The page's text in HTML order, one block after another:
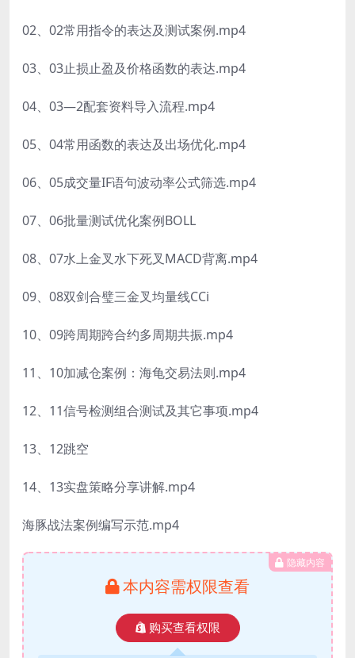
02、02常用指令的表达及测试案例.mp4
03、03止损止盈及价格函数的表达.mp4
04、03—2配套资料导入流程.mp4
05、04常用函数的表达及出场优化.mp4
06、05成交量IF语句波动率公式筛选.mp4
07、06批量测试优化案例BOLL
08、07水上金叉水下死叉MACD背离.mp4
09、08双剑合璧三金叉均量线CCi
10、09跨周期跨合约多周期共振.mp4
11、10加减仓案例：海龟交易法则.mp4
12、11信号检测组合测试及其它事项.mp4
13、12跳空
14、13实盘策略分享讲解.mp4
海豚战法案例编写示范.mp4
隐藏内容
本内容需权限查看
购买查看权限